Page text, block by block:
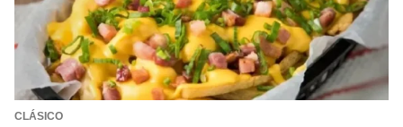
CLÁSICO